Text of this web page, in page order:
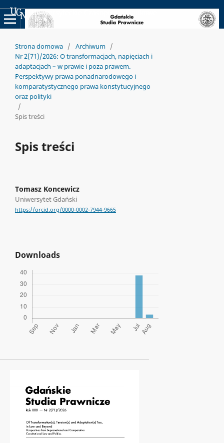
Uniwersyteckie Czasopisma Naukowe
Strona domowa / Archiwum /
Nr 2(71)/2026: O transformacjach, napięciach i
adaptacjach – w prawie i poza prawem.
Perspektywy prawa ponadnarodowego i
komparatystycznego prawa konstytucyjnego
oraz polityki
/
Spis treści
Spis treści
Tomasz Koncewicz
Uniwersytet Gdański
https://orcid.org/0000-0002-7944-9665
Downloads